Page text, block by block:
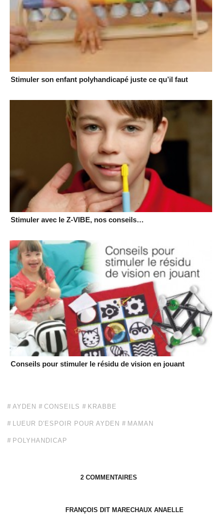
Stimuler son enfant polyhandicapé juste ce qu’il faut
Stimuler avec le Z-VIBE, nos conseils…
Conseils pour stimuler le résidu de vision en jouant
AYDEN CONSEILS KRABBE
LUEUR D'ESPOIR POUR AYDEN MAMAN
POLYHANDICAP
2 COMMENTAIRES
FRANÇOIS DIT MARECHAUX ANAELLE